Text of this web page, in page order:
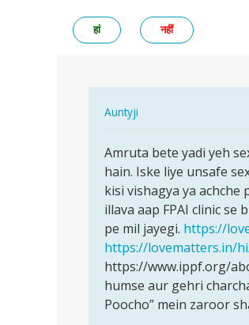
हां नहीं
Auntyji
to
Mera
period
ke
4
din
baad…
by
Amruta
Amruta
bete
yadi
yeh
sex…
Amruta bete yadi yeh
hain. Iske liye unsafe
kisi vishagya ya
illava aap FPAI clinic
pe mil jayegi. https://
https://lovematters.in/
https://www.ippf.org/
humse aur gehri
Poocho” mein zaroor